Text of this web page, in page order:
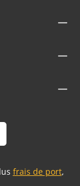
frais de port,